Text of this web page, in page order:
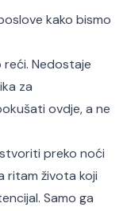
kako bismo
Nedostaje
za
ovdje, a ne
preko noći
ritam života koji
Samo ga